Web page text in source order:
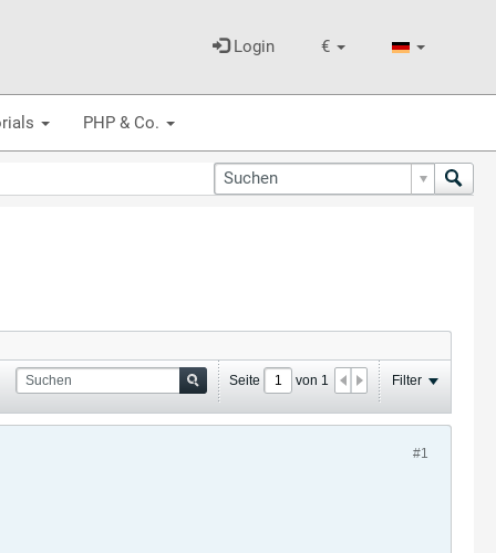
€
Login
PHP & Co.
Seite von 1 Filter
#1